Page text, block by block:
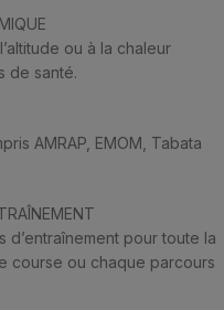
ou à la chaleur
de santé.
AMRAP, EMOM, Tabata
pour toute la
course ou chaque parcours